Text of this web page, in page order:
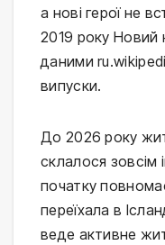
а нові герої не
2019 року Новий
даними
випуски.
До 2026 року
склалося зовсім
початку
переїхала в
веде активне